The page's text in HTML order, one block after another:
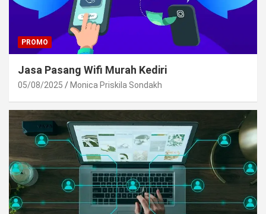
PROMO
Jasa Pasang Wifi Murah Kediri
05/08/2025 Monica Priskila Sondakh